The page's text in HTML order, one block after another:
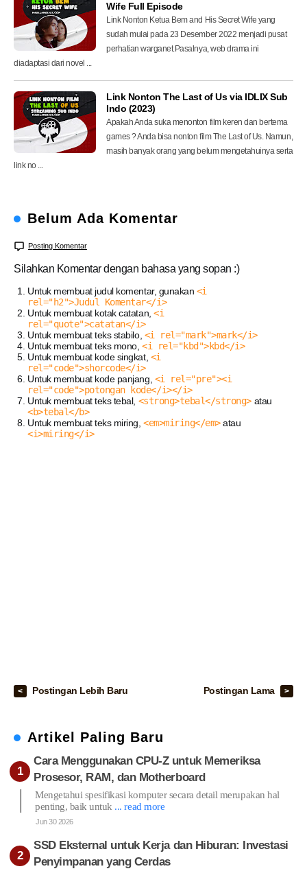
Wife Full Episode
Link Nonton Ketua Bem and His Secret Wife yang
sudah mulai pada 23 Desember 2022 menjadi pusat
perhatian warganet.Pasalnya, web drama ini
diadaptasi dari novel ...
Link Nonton The Last of Us via IDLIX Sub
Indo (2023)
Apakah Anda suka menonton film keren dan bertema
games ? Anda bisa nonton film The Last of Us. Namun,
masih banyak orang yang belum mengetahuinya serta
link no ...
Belum Ada Komentar
Posting Komentar
Silahkan Komentar dengan bahasa yang sopan :)
Untuk membuat judul komentar, gunakan <i
rel="h2">Judul Komentar</i>
Untuk membuat kotak catatan,<i
rel="quote">catatan</i>
Untuk membuat teks stabilo, <i rel="mark">mark</i>
Untuk membuat teks mono, <i rel="kbd">kbd</i>
Untuk membuat kode singkat, <i
rel="code">shorcode</i>
Untuk membuat kode panjang, <i rel="pre"><i
rel="code">potongan kode</i></i>
Untuk membuat teks tebal, <strong>tebal</strong>atau
<b>tebal</b>
Untuk membuat teks miring,<em>miring</em>atau
<i>miring</i>
Postingan Lebih Baru Postingan Lama
Artikel Paling Baru
Cara Menggunakan CPU-Z untuk Memeriksa
Prosesor, RAM, dan Motherboard
Mengetahui spesifikasi komputer secara detail merupakan hal
penting, baik untuk ... read more
Jun 30 2026
SSD Eksternal untuk Kerja dan Hiburan: Investasi
Penyimpanan yang Cerdas